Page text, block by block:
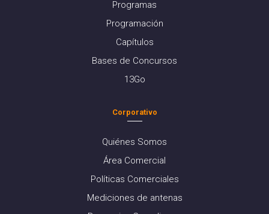
Programas
Programación
Capítulos
Bases de Concursos
13Go
Corporativo
Quiénes Somos
Área Comercial
Políticas Comerciales
Mediciones de antenas